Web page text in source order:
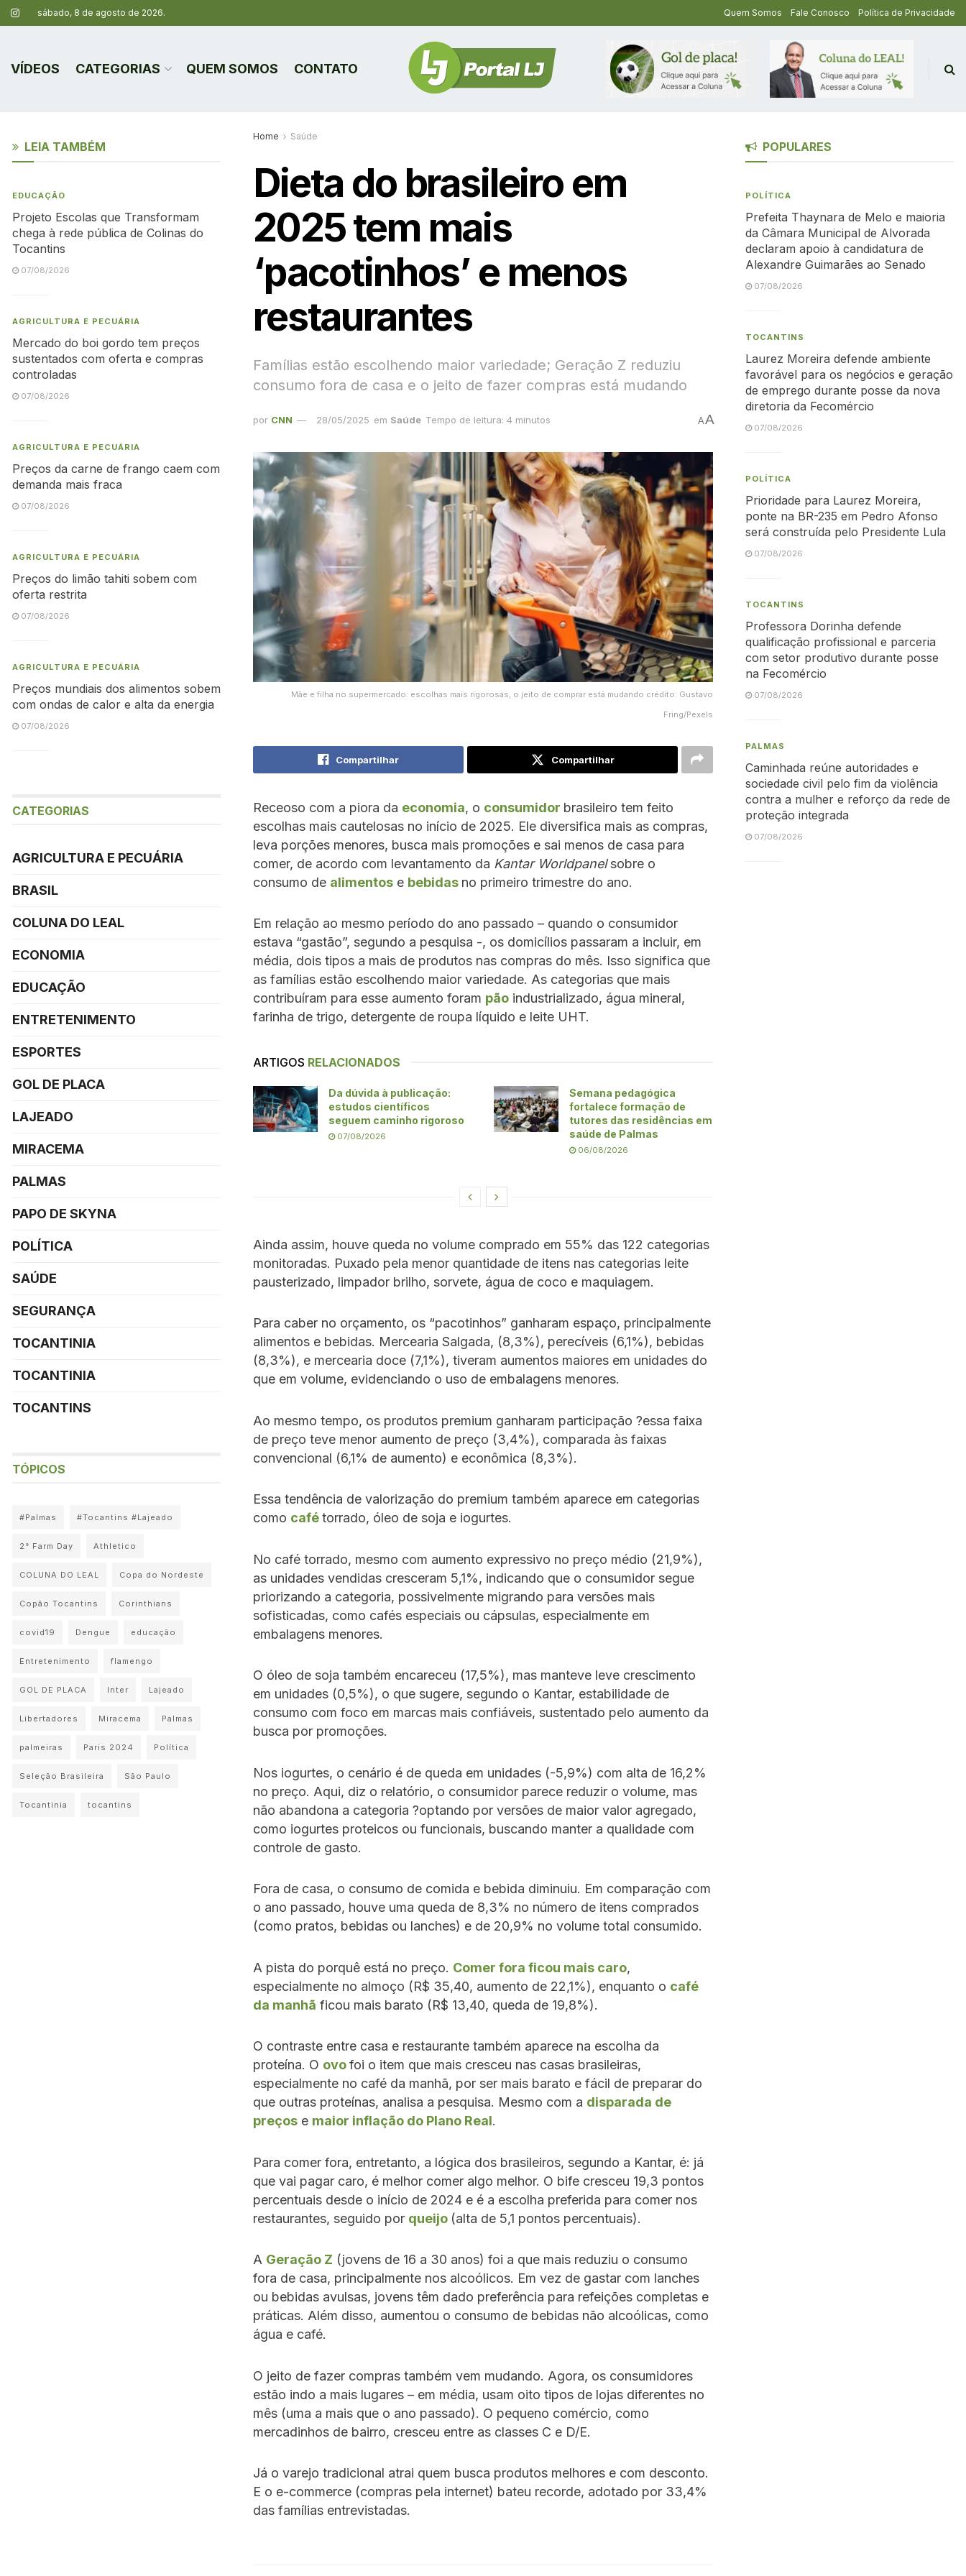
sábado, 8 de agosto de 2026. Quem Somos Fale Conosco Política de Privacidade
VÍDEOS CATEGORIAS QUEM SOMOS CONTATO
Home Saúde
Dieta do brasileiro em
2025 tem mais
‘pacotinhos’ e menos
restaurantes
Famílias estão escolhendo maior variedade; Geração Z reduziu
consumo fora de casa e o jeito de fazer compras está mudando
por CNN 28/05/2025 em Saúde Tempo de leitura: 4 minutos AA
Mãe e filha no supermercado: escolhas mais rigorosas, o jeito de comprar está mudando crédito: Gustavo
Fring/Pexels
Compartilhar Compartilhar
Receoso com a piora da economia, o consumidor brasileiro tem feito
escolhas mais cautelosas no início de 2025. Ele diversifica mais as compras,
leva porções menores, busca mais promoções e sai menos de casa para
comer, de acordo com levantamento da Kantar Worldpanelsobre o
consumo de alimentos e bebidas no primeiro trimestre do ano.
Em relação ao mesmo período do ano passado – quando o consumidor
estava “gastão”, segundo a pesquisa -, os domicílios passaram a incluir, em
média, dois tipos a mais de produtos nas compras do mês. Isso significa que
as famílias estão escolhendo maior variedade. As categorias que mais
contribuíram para esse aumento foram pão industrializado, água mineral,
farinha de trigo, detergente de roupa líquido e leite UHT.
ARTIGOS RELACIONADOS
Da dúvida à publicação:
estudos científicos
seguem caminho rigoroso
07/08/2026
Semana pedagógica
fortalece formação de
tutores das residências em
saúde de Palmas
06/08/2026
Ainda assim, houve queda no volume comprado em 55% das 122 categorias
monitoradas. Puxado pela menor quantidade de itens nas categorias leite
pausterizado, limpador brilho, sorvete, água de coco e maquiagem.
Para caber no orçamento, os “pacotinhos” ganharam espaço, principalmente
alimentos e bebidas. Mercearia Salgada, (8,3%), perecíveis (6,1%), bebidas
(8,3%), e mercearia doce (7,1%), tiveram aumentos maiores em unidades do
que em volume, evidenciando o uso de embalagens menores.
Ao mesmo tempo, os produtos premium ganharam participação ?essa faixa
de preço teve menor aumento de preço (3,4%), comparada às faixas
convencional (6,1% de aumento) e econômica (8,3%).
Essa tendência de valorização do premium também aparece em categorias
como cafétorrado, óleo de soja e iogurtes.
No café torrado, mesmo com aumento expressivo no preço médio (21,9%),
as unidades vendidas cresceram 5,1%, indicando que o consumidor segue
priorizando a categoria, possivelmente migrando para versões mais
sofisticadas, como cafés especiais ou cápsulas, especialmente em
embalagens menores.
O óleo de soja também encareceu (17,5%), mas manteve leve crescimento
em unidades (0,5%), o que sugere, segundo o Kantar, estabilidade de
consumo com foco em marcas mais confiáveis, sustentado pelo aumento da
busca por promoções.
Nos iogurtes, o cenário é de queda em unidades (-5,9%) com alta de 16,2%
no preço. Aqui, diz o relatório, o consumidor parece reduzir o volume, mas
não abandona a categoria ?optando por versões de maior valor agregado,
como iogurtes proteicos ou funcionais, buscando manter a qualidade com
controle de gasto.
Fora de casa, o consumo de comida e bebida diminuiu. Em comparação com
o ano passado, houve uma queda de 8,3% no número de itens comprados
(como pratos, bebidas ou lanches) e de 20,9% no volume total consumido.
A pista do porquê está no preço. Comer fora ficou mais caro,
especialmente no almoço (R$ 35,40, aumento de 22,1%), enquanto o café
da manhã ficou mais barato (R$ 13,40, queda de 19,8%).
O contraste entre casa e restaurante também aparece na escolha da
proteína. O ovofoi o item que mais cresceu nas casas brasileiras,
especialmente no café da manhã, por ser mais barato e fácil de preparar do
que outras proteínas, analisa a pesquisa. Mesmo com a disparada de
preços e maior inflação do Plano Real.
Para comer fora, entretanto, a lógica dos brasileiros, segundo a Kantar, é: já
que vai pagar caro, é melhor comer algo melhor. O bife cresceu 19,3 pontos
percentuais desde o início de 2024 e é a escolha preferida para comer nos
restaurantes, seguido por queijo (alta de 5,1 pontos percentuais).
A Geração Z (jovens de 16 a 30 anos) foi a que mais reduziu o consumo
fora de casa, principalmente nos alcoólicos. Em vez de gastar com lanches
ou bebidas avulsas, jovens têm dado preferência para refeições completas e
práticas. Além disso, aumentou o consumo de bebidas não alcoólicas, como
água e café.
O jeito de fazer compras também vem mudando. Agora, os consumidores
estão indo a mais lugares – em média, usam oito tipos de lojas diferentes no
mês (uma a mais que o ano passado). O pequeno comércio, como
mercadinhos de bairro, cresceu entre as classes C e D/E.
Já o varejo tradicional atrai quem busca produtos melhores e com desconto.
E o e-commerce (compras pela internet) bateu recorde, adotado por 33,4%
das famílias entrevistadas.
LEIA TAMBÉM
EDUCAÇÃO
Projeto Escolas que Transformam
chega à rede pública de Colinas do
Tocantins
07/08/2026
AGRICULTURA E PECUÁRIA
Mercado do boi gordo tem preços
sustentados com oferta e compras
controladas
07/08/2026
AGRICULTURA E PECUÁRIA
Preços da carne de frango caem com
demanda mais fraca
07/08/2026
AGRICULTURA E PECUÁRIA
Preços do limão tahiti sobem com
oferta restrita
07/08/2026
AGRICULTURA E PECUÁRIA
Preços mundiais dos alimentos sobem
com ondas de calor e alta da energia
07/08/2026
CATEGORIAS
AGRICULTURA E PECUÁRIA
BRASIL
COLUNA DO LEAL
ECONOMIA
EDUCAÇÃO
ENTRETENIMENTO
ESPORTES
GOL DE PLACA
LAJEADO
MIRACEMA
PALMAS
PAPO DE SKYNA
POLÍTICA
SAÚDE
SEGURANÇA
TOCANTINIA
TOCANTINIA
TOCANTINS
TÓPICOS
#Palmas #Tocantins #Lajeado
2° Farm Day Athletico
COLUNA DO LEAL Copa do Nordeste
Copão Tocantins Corinthians
covid19 Dengue educação
Entretenimento flamengo
GOL DE PLACA Inter Lajeado
Libertadores Miracema Palmas
palmeiras Paris 2024 Política
Seleção Brasileira São Paulo
Tocantinia tocantins
POPULARES
POLÍTICA
Prefeita Thaynara de Melo e maioria
da Câmara Municipal de Alvorada
declaram apoio à candidatura de
Alexandre Guimarães ao Senado
07/08/2026
TOCANTINS
Laurez Moreira defende ambiente
favorável para os negócios e geração
de emprego durante posse da nova
diretoria da Fecomércio
07/08/2026
POLÍTICA
Prioridade para Laurez Moreira,
ponte na BR-235 em Pedro Afonso
será construída pelo Presidente Lula
07/08/2026
TOCANTINS
Professora Dorinha defende
qualificação profissional e parceria
com setor produtivo durante posse
na Fecomércio
07/08/2026
PALMAS
Caminhada reúne autoridades e
sociedade civil pelo fim da violência
contra a mulher e reforço da rede de
proteção integrada
07/08/2026